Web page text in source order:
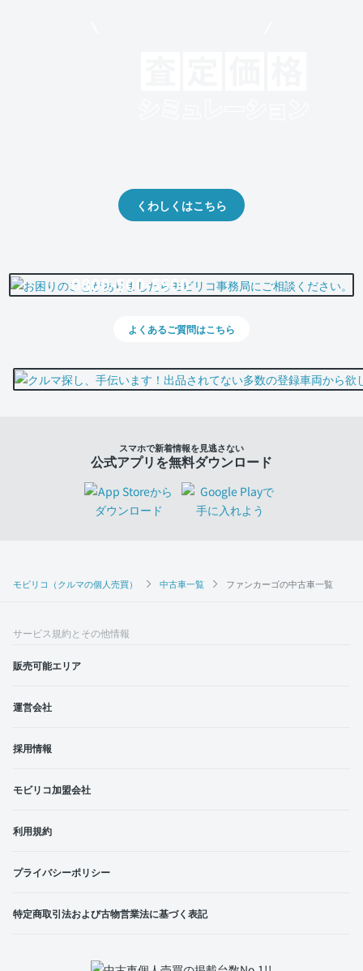
モビリコ（クルマの個人売買） 中古車一覧 ファンカーゴの中古車一覧
くわしくはこちら
0800-500-5500
よくあるご質問はこちら
スマホで新着情報を見逃さない
公式アプリを無料ダウンロード
サービス規約とその他情報
販売可能エリア
運営会社
採用情報
モビリコ加盟会社
利用規約
プライバシーポリシー
特定商取引法および古物営業法に基づく表記